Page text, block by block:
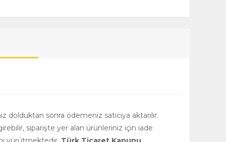
dolduktan sonra ödemeniz satıcıya aktarılır.
siparişte yer alan ürünleriniz için iade